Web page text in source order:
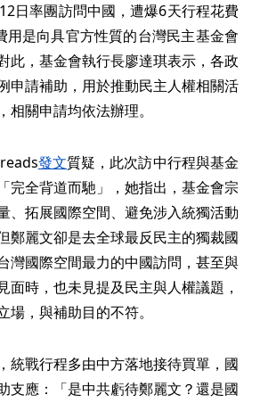
日率團訪問中國，遭爆6天行程花費
用是向具官方性質的台灣民主基金會
此，基金會執行長廖達琪表示，各政
申請補助，用於推動民主人權相關活
關申請均依法辦理。
發文質疑，此次訪中行程與基金
完全背道而馳」，她指出，基金會宗
、拓展國際空間、避免涉入統獨活動
鄭麗文卻是去全球最反民主的獨裁國
灣國際空間最力的中國訪問，甚至與
面時，也未見提及民主與人權議題，
場，與補助目的不符。
統戰行程多由中方落地接待買單，國
支應：「是中共虧待鄭麗文？還是國